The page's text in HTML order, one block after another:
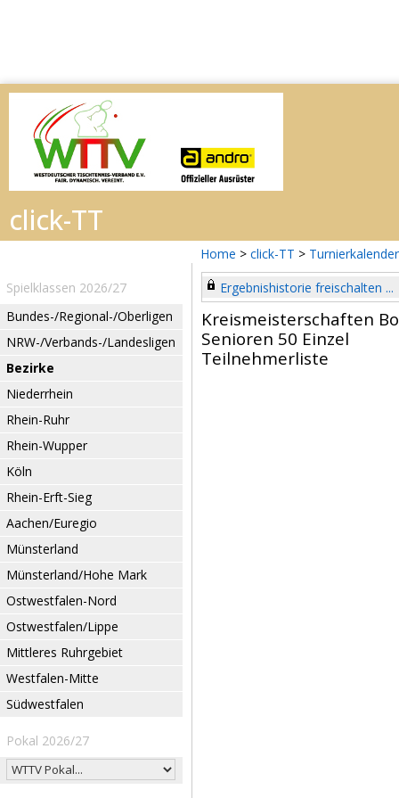
Home > click-TT > Turnierkalender
Spielklassen 2026/27
Bundes-/Regional-/Oberligen
NRW-/Verbands-/Landesligen
Bezirke
Niederrhein
Rhein-Ruhr
Rhein-Wupper
Köln
Rhein-Erft-Sieg
Aachen/Euregio
Münsterland
Münsterland/Hohe Mark
Ostwestfalen-Nord
Ostwestfalen/Lippe
Mittleres Ruhrgebiet
Westfalen-Mitte
Südwestfalen
Pokal 2026/27
Ergebnishistorie freischalten ...
Kreismeisterschaften
Senioren 50 Einzel
Teilnehmerliste